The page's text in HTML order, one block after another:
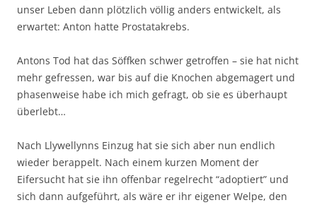
unser Leben dann plötzlich völlig anders entwickelt, als
erwartet: Anton hatte Prostatakrebs.
Antons Tod hat das Söffken schwer getroffen – sie hat nicht
mehr gefressen, war bis auf die Knochen abgemagert und
phasenweise habe ich mich gefragt, ob sie es überhaupt
überlebt…
Nach Llywellynns Einzug hat sie sich aber nun endlich
wieder berappelt. Nach einem kurzen Moment der
Eifersucht hat sie ihn offenbar regelrecht “adoptiert” und
sich dann aufgeführt, als wäre er ihr eigener Welpe, den